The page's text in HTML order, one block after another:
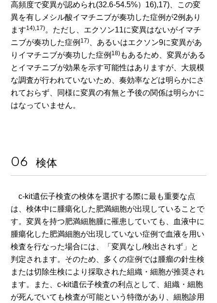
高頻度で変異が認められ(32.6-54.5%）16),17)、この変
異を有しメシル酸イマチニブが奏功した症例が2例あり
ます14),17)。ただし、エクソン11に変異はないがイマチ
ニブが奏功した症例 17)
、あるいはエクソン9に変異があ
りイマチニブが奏功した症例 18) もあるため、変異がある
とイマチニブが効果を示す可能性はありますが、大規模
な調査が行われていないため、奏効率などは明らかにさ
れておらず、同様に変異の有無と予後の関係は明らかに
はなっていません。
検体
c-kit遺伝子検査の検体を選択する際に最も重要な点
は、検体中に腫瘍化した肥満細胞が出現していることで
す。変異を持つ肥満細胞腫に罹患していても、血液中に
腫瘍化した肥満細胞が出現していない症例で血液を用い
検査を行なった場合には、「変異なし/検出されず」と
判定されます。そのため、多くの症例では腫瘤の針生検
または切除生検により採取された組織・細胞が推奨され
ます。また、c-kit遺伝子検査の利点として、組織・細胞
が死んでいても検査が可能という特徴があり、細胞診用